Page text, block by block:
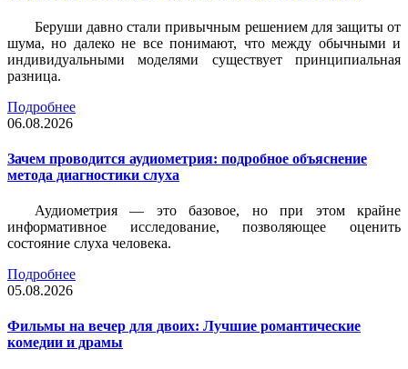
Беруши давно стали привычным решением для защиты от
шума, но далеко не все понимают, что между обычными и
индивидуальными моделями существует принципиальная
разница.
Подробнее
06.08.2026
Зачем проводится аудиометрия: подробное объяснение
метода диагностики слуха
Аудиометрия — это базовое, но при этом крайне
информативное исследование, позволяющее оценить
состояние слуха человека.
Подробнее
05.08.2026
Фильмы на вечер для двоих: Лучшие романтические
комедии и драмы